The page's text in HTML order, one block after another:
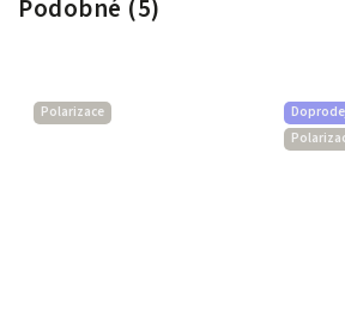
Podobné (5)
Polarizace